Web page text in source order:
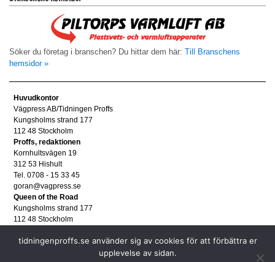
Söker du företag i branschen? Du hittar dem här: Till Branschens
hemsidor »
Huvudkontor
Vägpress AB/Tidningen Proffs
Kungsholms strand 177
112 48 Stockholm
Proffs, redaktionen
Kornhultsvägen 19
312 53 Hishult
Tel. 0708 - 15 33 45
goran@vagpress.se
Queen of the Road
Kungsholms strand 177
112 48 Stockholm
Tel. 08 - 653 83 80
tidningenproffs.se använder sig av cookies för att förbättra er
upplevelse av sidan.